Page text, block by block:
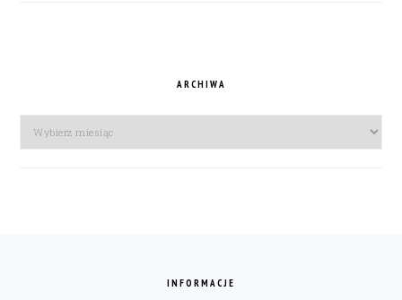
ARCHIWA
Archiwa
INFORMACJE